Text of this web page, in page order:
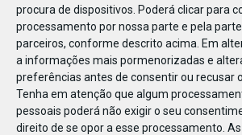
procura de dispositivos. Poderá clicar para
processamento por nossa parte e pela
parceiros, conforme descrito acima. Em
a informações mais pormenorizadas e
preferências antes de consentir ou recusar
Tenha em atenção que algum
pessoais poderá não exigir o seu
direito de se opor a esse processamento.